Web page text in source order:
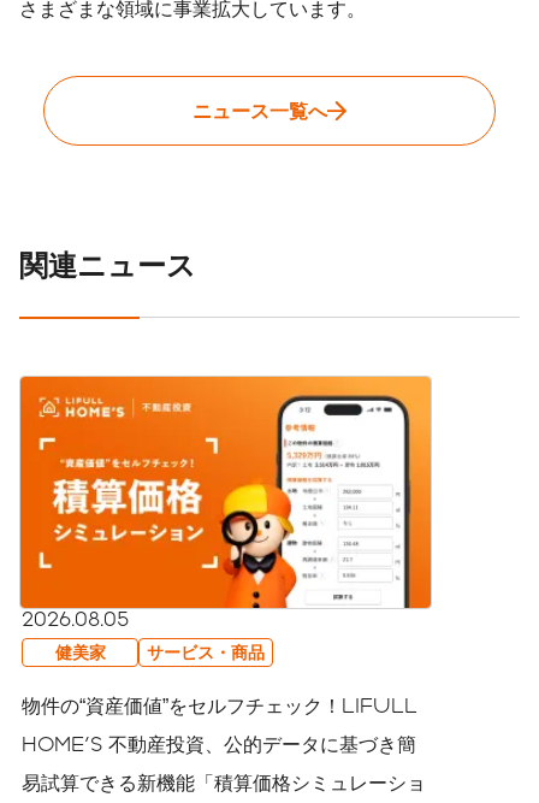
さまざまな領域に事業拡大しています。
ニュース一覧へ
関連ニュース
2026.08.05
健美家 サービス・商品
物件の“資産価値”をセルフチェック！LIFULL
HOME'S 不動産投資、公的データに基づき簡
易試算できる新機能「積算価格シミュレーショ